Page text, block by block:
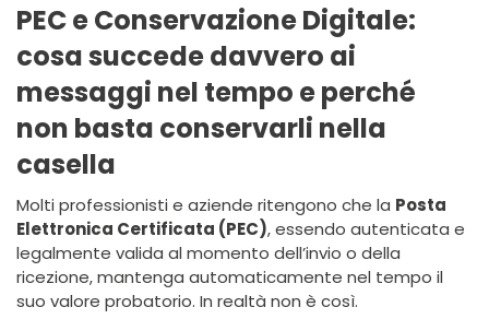
PEC e Conservazione Digitale:
cosa succede davvero ai
messaggi nel tempo e perché
non basta conservarli nella
casella
Molti professionisti e aziende ritengono che la Posta
Elettronica Certificata (PEC), essendo autenticata e
legalmente valida al momento dell’invio o della
ricezione, mantenga automaticamente nel tempo il
suo valore probatorio. In realtà non è così.